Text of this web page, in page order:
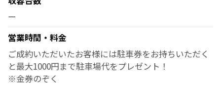
ー
営業時間・料金
ご成約いただいたお客様には駐車券をお持ちいただく
と最大1000円まで駐車場代をプレゼント！
※金券のぞく